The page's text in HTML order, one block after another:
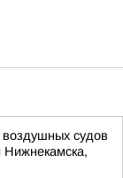
судов